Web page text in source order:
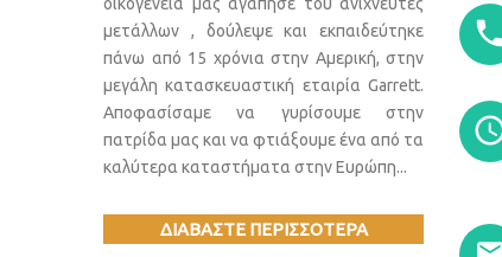
οικογένεια μας αγάπησε του ανιχνευτές
μετάλλων , δούλεψε και εκπαιδεύτηκε
πάνω από 15 χρόνια στην Αμερική, στην
μεγάλη κατασκευαστική εταιρία Garrett.
Αποφασίσαμε να γυρίσουμε στην
πατρίδα μας και να φτιάξουμε ένα από τα
καλύτερα καταστήματα στην Ευρώπη...
ΔΙΑΒΑΣΤΕ ΠΕΡΙΣΣΟΤΕΡΑ